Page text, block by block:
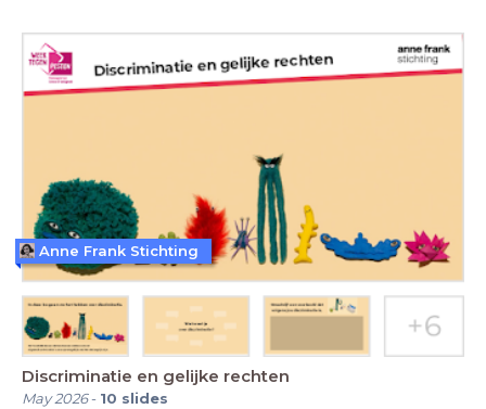
Discriminatie en gelijke rechten
May 2026- 10 slides
Anne Frank Stichting